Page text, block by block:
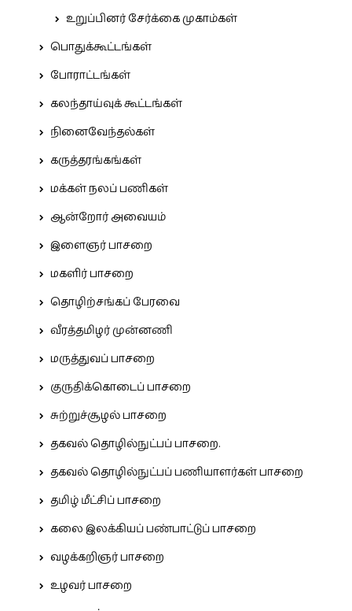
உறுப்பினர் சேர்க்கை முகாம்கள்
பொதுக்கூட்டங்கள்
போராட்டங்கள்
கலந்தாய்வுக் கூட்டங்கள்
நினைவேந்தல்கள்
கருத்தரங்கங்கள்
மக்கள் நலப் பணிகள்
ஆன்றோர் அவையம்
இளைஞர் பாசறை
மகளிர் பாசறை
தொழிற்சங்கப் பேரவை
வீரத்தமிழர் முன்னணி
மருத்துவப் பாசறை
குருதிக்கொடைப் பாசறை
சுற்றுச்சூழல் பாசறை
தகவல் தொழில்நுட்பப் பாசறை.
தகவல் தொழில்நுட்பப் பணியாளர்கள் பாசறை
தமிழ் மீட்சிப் பாசறை
கலை இலக்கியப் பண்பாட்டுப் பாசறை
வழக்கறிஞர் பாசறை
உழவர் பாசறை